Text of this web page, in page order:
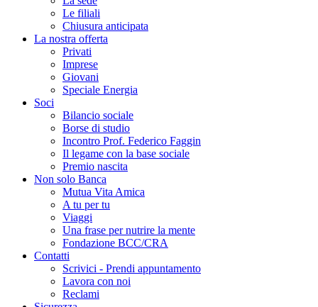
Le filiali
Chiusura anticipata
La nostra offerta
Privati
Imprese
Giovani
Speciale Energia
Soci
Bilancio sociale
Borse di studio
Incontro Prof. Federico Faggin
Il legame con la base sociale
Premio nascita
Non solo Banca
Mutua Vita Amica
A tu per tu
Viaggi
Una frase per nutrire la mente
Fondazione BCC/CRA
Contatti
Scrivici - Prendi appuntamento
Lavora con noi
Reclami